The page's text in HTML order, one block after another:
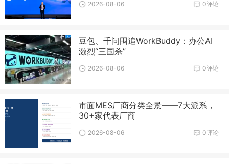
0评论
2026-08-06
豆包、千问围追WorkBuddy：办公AI
激烈“三国杀”
0评论
2026-08-06
市面MES厂商分类全景——7大派系，
30+家代表厂商
0评论
2026-08-06